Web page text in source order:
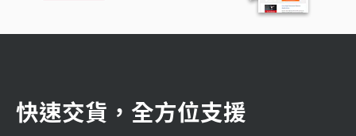
快速交貨，全方位支援